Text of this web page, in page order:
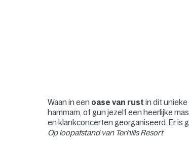
Waan in een oase van rustin dit
hammam, of gun jezelf een heerlijke
en klankconcerten georganiseerd. Er is
Op loopafstand van Terhills Resort